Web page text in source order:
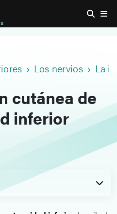
Los nervios La
cutánea de
inferior